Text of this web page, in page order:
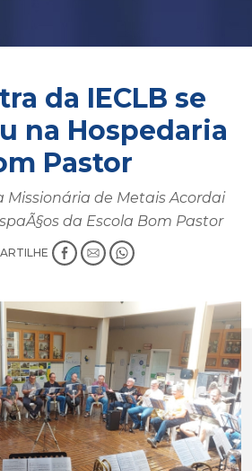
da IECLB se
na Hospedaria
Pastor
Missionária de Metais Acordai
da Escola Bom Pastor